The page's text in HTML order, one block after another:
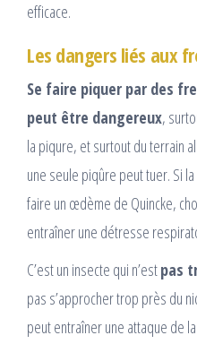
efficace.
Les dangers liés aux
Se faire piquer par des
peut être dangereux,
la piqure, et surtout du terrain
une seule piqûre peut tuer. Si
faire un œdème de Quincke,
entraîner une détresse
C’est un insecte qui n’estpas
pas s’approcher trop près du
peut entraîner une attaque de